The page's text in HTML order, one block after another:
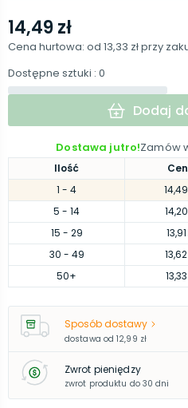
Ilość
1 - 4
5 - 14
15 - 29 13,91
30 - 49 13,62
50+ 13,33
14,49 zł
Cena hurtowa: od 13,33 złprzy
Dostępne sztuki : 0
Dodaj
Dostawa jutro!Zamów
Sposób dostawy
dostawa od 12,99 zł
Zwrot pieniędzy
zwrot produktu do 30 dni